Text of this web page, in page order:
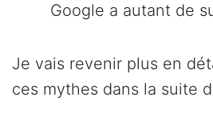
Google a autant de
Je vais revenir plus en
ces mythes dans la suite